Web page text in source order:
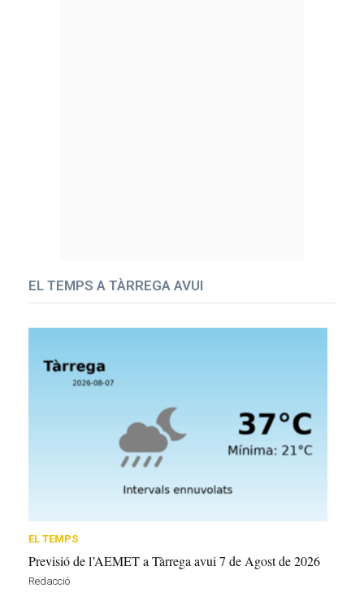
EL TEMPS A TÀRREGA AVUI
EL TEMPS
Previsió de l’AEMET a Tàrrega avui 7 de Agost de 2026
Redacció